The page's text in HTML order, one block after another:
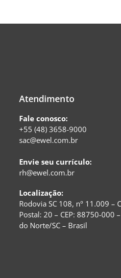
Atendimento
Fale conosco:
+55 (48) 3658-9000
sac@ewel.com.br
Envie seu currículo:
rh@ewel.com.br
Localização:
Rodovia SC 108, nº 11.009 –
Postal: 20 – CEP: 88750-000
do Norte/SC – Brasil